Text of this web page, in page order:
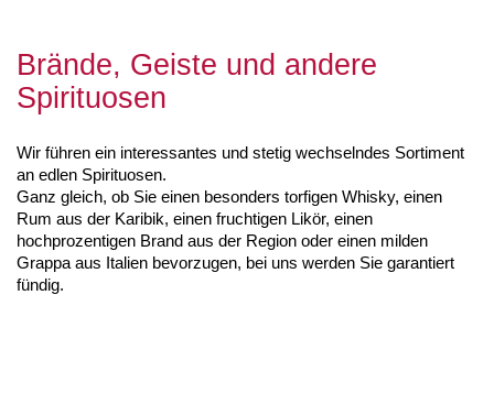
Brände, Geiste und andere
Spirituosen
Wir führen ein interessantes und stetig wechselndes Sortiment
an edlen Spirituosen.
Ganz gleich, ob Sie einen besonders torfigen Whisky, einen
Rum aus der Karibik, einen fruchtigen Likör, einen
hochprozentigen Brand aus der Region oder einen milden
Grappa aus Italien bevorzugen, bei uns werden Sie garantiert
fündig.